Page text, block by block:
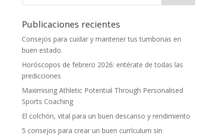
Publicaciones recientes
Consejos para cuidar y mantener tus tumbonas en
buen estado.
Horóscopos de febrero 2026: entérate de todas las
predicciones
Maximising Athletic Potential Through Personalised
Sports Coaching
El colchón, vital para un buen descanso y rendimiento
5 consejos para crear un buen currículum sin